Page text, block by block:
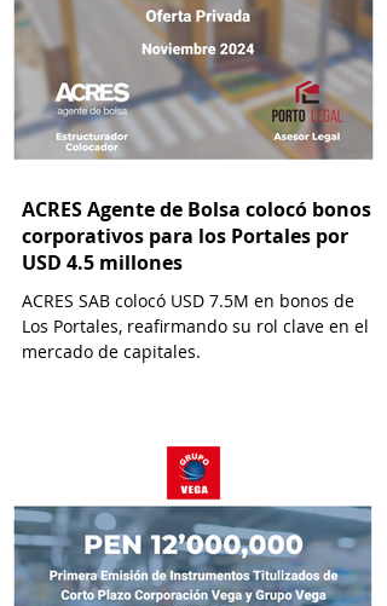
ACRES Agente de Bolsa colocó bonos
corporativos para los Portales por
USD 4.5 millones
ACRES SAB colocó USD 7.5M en bonos de
Los Portales, reafirmando su rol clave en el
mercado de capitales.